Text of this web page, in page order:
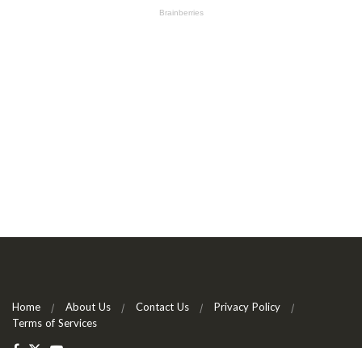
Home About Us Contact Us
Privacy Policy
Terms of Services